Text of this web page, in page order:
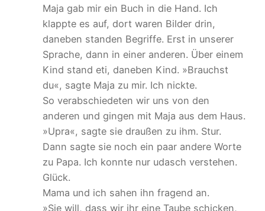
Maja gab mir ein Buch in die Hand. Ich
klappte es auf, dort waren Bilder drin,
daneben standen Begriffe. Erst in unserer
Sprache, dann in einer anderen. Über einem
Kind stand eti, daneben Kind. »Brauchst
du«, sagte Maja zu mir. Ich nickte.
So verabschiedeten wir uns von den
anderen und gingen mit Maja aus dem Haus.
»Upra«, sagte sie draußen zu ihm. Stur.
Dann sagte sie noch ein paar andere Worte
zu Papa. Ich konnte nur udasch verstehen.
Glück.
Mama und ich sahen ihn fragend an.
»Sie will, dass wir ihr eine Taube schicken,